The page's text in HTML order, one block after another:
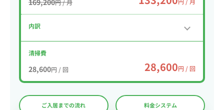
円 / 月
内訳
清掃費
28,600円 / 回 28,600円 / 回
ご入居までの流れ 料金システム